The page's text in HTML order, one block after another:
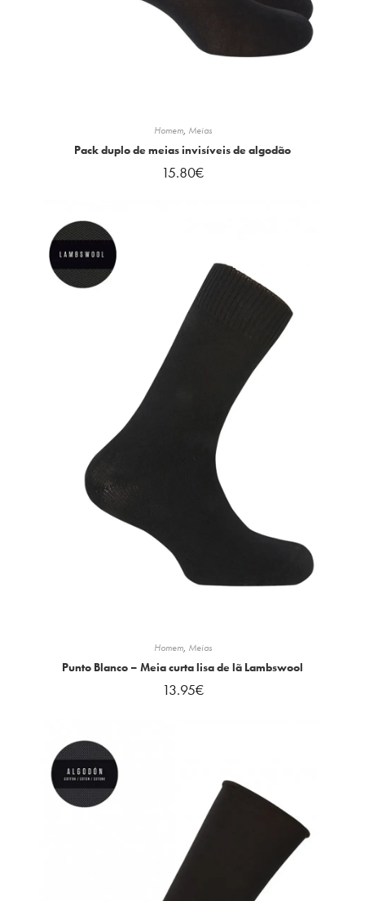
Homem, Meias
Pack duplo de meias invisíveis de algodão
15.80€
Homem, Meias
Punto Blanco – Meia curta lisa de lã Lambswool
13.95€